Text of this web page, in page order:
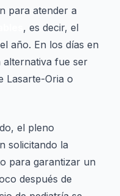
para atender a
, es decir, el
año. En los días en
fue ser
Lasarte-Oria o
el pleno
solicitando la
para garantizar un
después de